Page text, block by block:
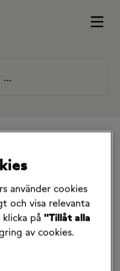
& SIM-kort
kort?
att jag
kort?
använder cookies
och visa relevanta
klicka på"Tillåt alla
av cookies.